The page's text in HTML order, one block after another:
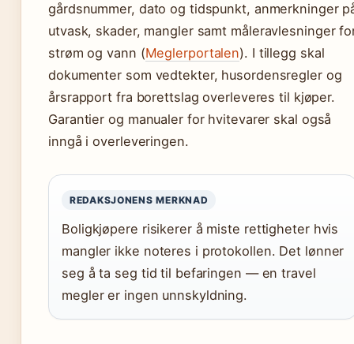
gårdsnummer, dato og tidspunkt, anmerkninger
utvask, skader, mangler samt måleravlesninger
strøm og vann (Meglerportalen). I tillegg skal
dokumenter som vedtekter, husordensregler og
årsrapport fra borettslag overleveres til kjøper.
Garantier og manualer for hvitevarer skal også
inngå i overleveringen.
REDAKSJONENS MERKNAD
Boligkjøpere risikerer å miste rettigheter hvis
mangler ikke noteres i protokollen. Det lønner
seg å ta seg tid til befaringen — en travel
megler er ingen unnskyldning.